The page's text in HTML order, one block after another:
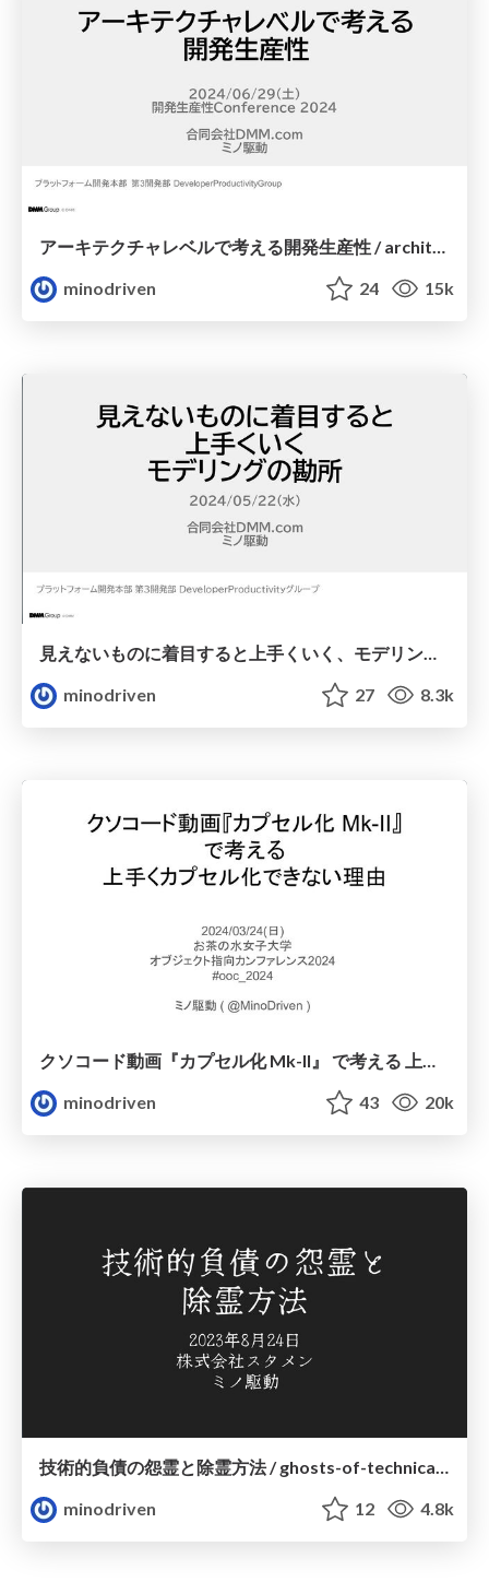
アーキテクチャレベルで考える開発生産性 / architecture-and-productivity
minodriven
24 15k
見えないものに着目すると上手くいく、モデリングの勘所 / invisible-driven-design
minodriven
27 8.3k
minodriven
43 20k
技術的負債の怨霊と除霊方法 / ghosts-of-technical-debt
minodriven
12 4.8k